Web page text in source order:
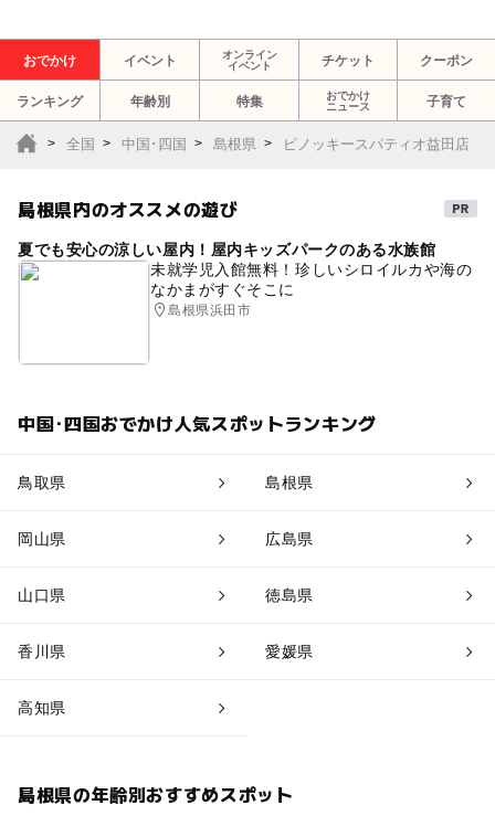
おでかけ イベント
オンライン
イベント
チケット クーポン
ランキング 年齢別 特集
おでかけ
ニュース
子育て
全国 中国･四国 島根県 ピノッキースパティオ益田店
島根県内のオススメの遊び
夏でも安心の涼しい屋内！屋内キッズパークのある水族館
未就学児入館無料！珍しいシロイルカや海の
なかまがすぐそこに
島根県浜田市
中国･四国おでかけ人気スポットランキング
鳥取県 島根県
岡山県 広島県
山口県 徳島県
香川県 愛媛県
高知県
島根県の年齢別おすすめスポット